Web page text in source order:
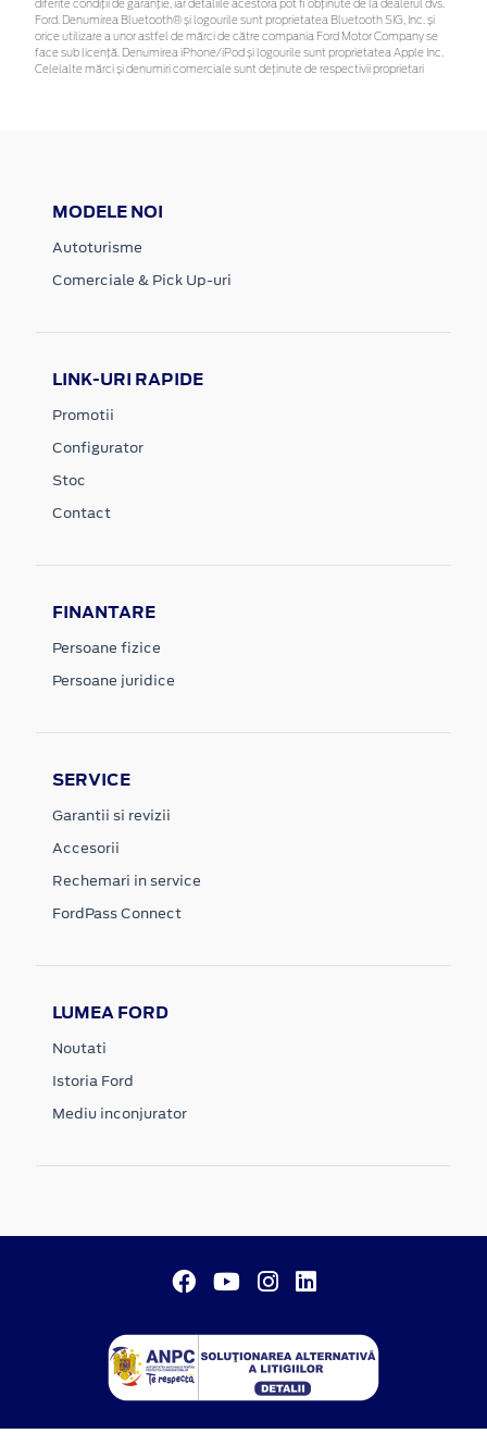
diferite condiții de garanție, iar detaliile acestora pot fi obținute de la dealerul dvs.
Ford. Denumirea Bluetooth® și logourile sunt proprietatea Bluetooth SIG, Inc. și
orice utilizare a unor astfel de mărci de către compania Ford Motor Company se
face sub licență. Denumirea iPhone/iPod și logourile sunt proprietatea Apple Inc.
Celelalte mărci și denumiri comerciale sunt deținute de respectivii proprietari
MODELE NOI
Autoturisme
Comerciale & Pick Up-uri
LINK-URI RAPIDE
Promotii
Configurator
Stoc
Contact
FINANTARE
Persoane fizice
Persoane juridice
SERVICE
Garantii si revizii
Accesorii
Rechemari in service
FordPass Connect
LUMEA FORD
Noutati
Istoria Ford
Mediu inconjurator